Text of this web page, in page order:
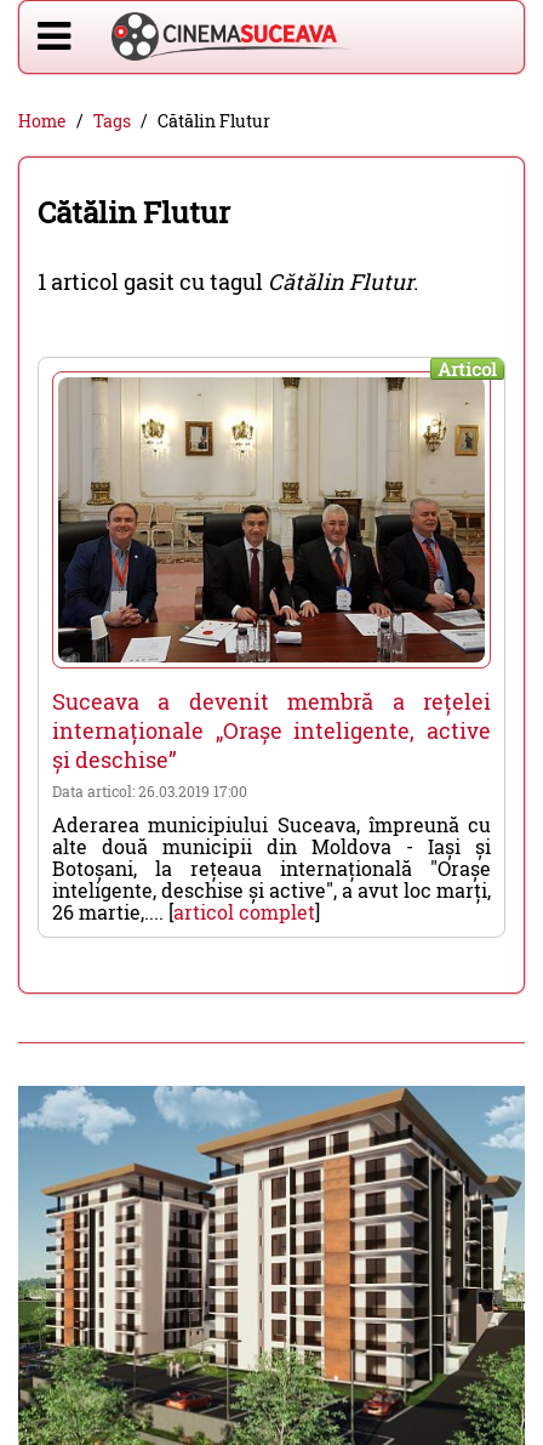
Home Tags Cătălin Flutur
Cătălin Flutur
1 articol gasit cu tagul Cătălin Flutur.
Articol
Suceava a devenit membră a rețelei
internaționale „Orașe inteligente, active
și deschise”
Data articol: 26.03.2019 17:00
Aderarea municipiului Suceava, împreună cu
alte două municipii din Moldova - Iași și
Botoșani, la rețeaua internațională "Orașe
inteligente, deschise și active", a avut loc marți,
26 martie,.... [articol complet]